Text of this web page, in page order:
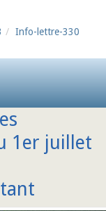
Info-lettre-330
1er juillet